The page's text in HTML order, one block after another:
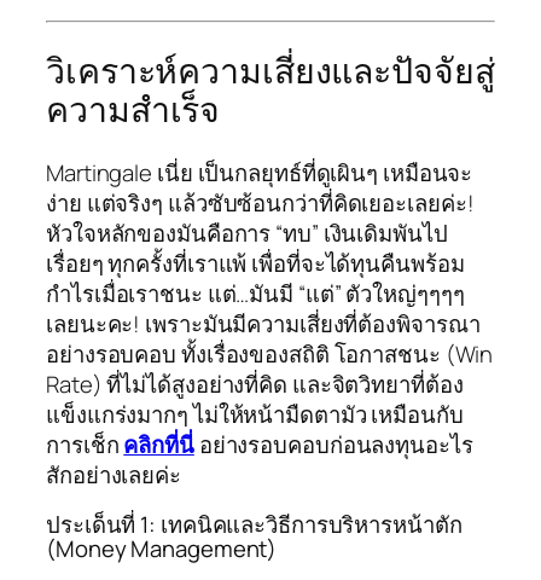
วิเคราะห์ความเสี่ยงและปัจจัยสู่
ความสำเร็จ
Martingale เนี่ย เป็นกลยุทธ์ที่ดูเผินๆ เหมือนจะ
ง่าย แต่จริงๆ แล้วซับซ้อนกว่าที่คิดเยอะเลยค่ะ!
หัวใจหลักของมันคือการ “ทบ” เงินเดิมพันไป
เรื่อยๆ ทุกครั้งที่เราแพ้ เพื่อที่จะได้ทุนคืนพร้อม
กำไรเมื่อเราชนะ แต่…มันมี “แต่” ตัวใหญ่ๆๆๆๆ
เลยนะคะ! เพราะมันมีความเสี่ยงที่ต้องพิจารณา
อย่างรอบคอบ ทั้งเรื่องของสถิติ โอกาสชนะ (Win
Rate) ที่ไม่ได้สูงอย่างที่คิด และจิตวิทยาที่ต้อง
แข็งแกร่งมากๆ ไม่ให้หน้ามืดตามัว เหมือนกับ
การเช็กคลิกที่นี่อย่างรอบคอบก่อนลงทุนอะไร
สักอย่างเลยค่ะ
ประเด็นที่ 1: เทคนิคและวิธีการบริหารหน้าตัก
(Money Management)